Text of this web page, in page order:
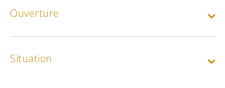
Ouverture
Situation